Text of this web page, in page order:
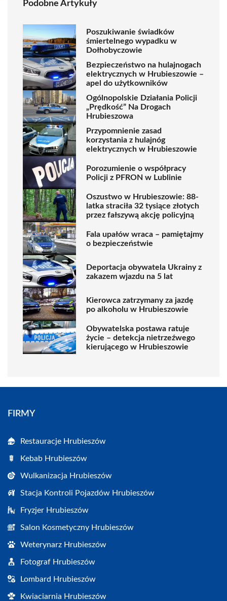
Podobne Artykuły
Poszukiwanie świadków
śmiertelnego wypadku w
Dołhobyczowie
Bezpieczeństwo na hulajnogach
elektrycznych w Hrubieszowie –
apel do użytkowników
Ogólnopolskie Działania Policji
„Prędkość” Na Drogach
Hrubieszowa
Przypomnienie zasad
korzystania z hulajnóg
elektrycznych w Hrubieszowie
Porozumienie o współpracy
Policji z PFRON w Lublinie
Oszustwo w Hrubieszowie: 88-
latka straciła 32 tysiące złotych
przez fałszywą akcję policyjną
Fala upałów wraca – pamiętajmy
o bezpieczeństwie
Deportacja obywatela Ukrainy z
zakazem wjazdu na 5 lat
Kierowca zatrzymany za jazdę
po alkoholu w Hrubieszowie
Obywatelska postawa ratuje
życie – detekcja nietrzeźwego
kierującego w Hrubieszowie
FIRMY
Restauracje Hrubieszów
Kebab Hrubieszów
Wulkanizacja Hrubieszów
Stacja Kontroli Pojazdów Hrubieszów
Fryzjer Hrubieszów
Salon Kosmetyczny Hrubieszów
Weterynarz Hrubieszów
Fotograf Hrubieszów
Lombard Hrubieszów
Kwiaciarnia Hrubieszów